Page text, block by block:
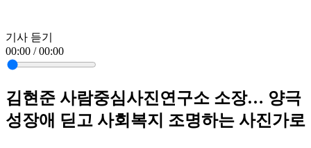
기사 듣기
00:00 / 00:00
김현준 사람중심사진연구소 소장… 양극
성장애 딛고 사회복지 조명하는 사진가로